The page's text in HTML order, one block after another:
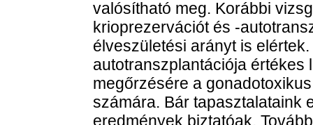
valósítható meg. Korábbi
krioprezervációt és -
élveszületési arányt is
autotranszplantációja
megőrzésére a
számára. Bár tapasztalataink
eredmények biztatóak.